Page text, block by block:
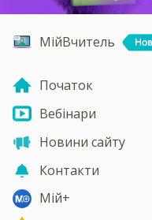
МійВчитель
Початок
Вебінари
Новини сайту
Контакти
Мій+